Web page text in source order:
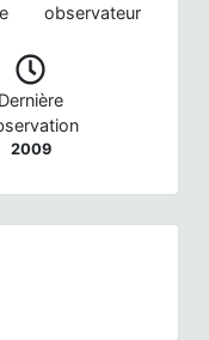
observateur
Dernière
2009